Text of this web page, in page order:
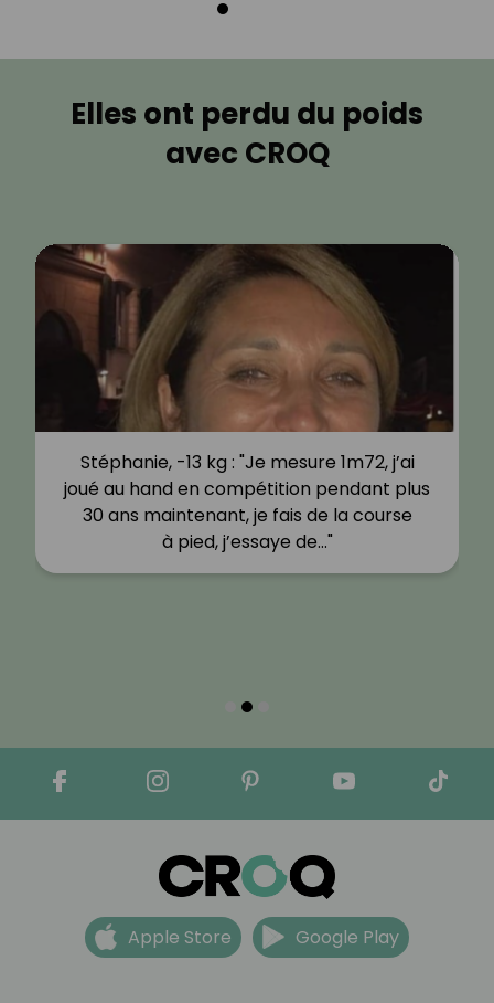
Elles ont perdu du poids
avec CROQ
Stéphanie, -13 kg : "Je mesure 1m72, j’ai
joué au hand en compétition pendant plus
30 ans maintenant, je fais de la course
à pied, j’essaye de…"
Apple Store Google Play